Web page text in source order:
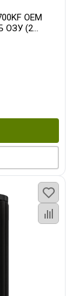
OEM
ОЗУ (2
GDDR7